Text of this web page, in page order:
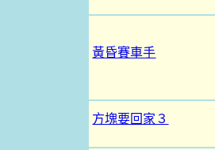
黃昏賽車手
方塊要回家３